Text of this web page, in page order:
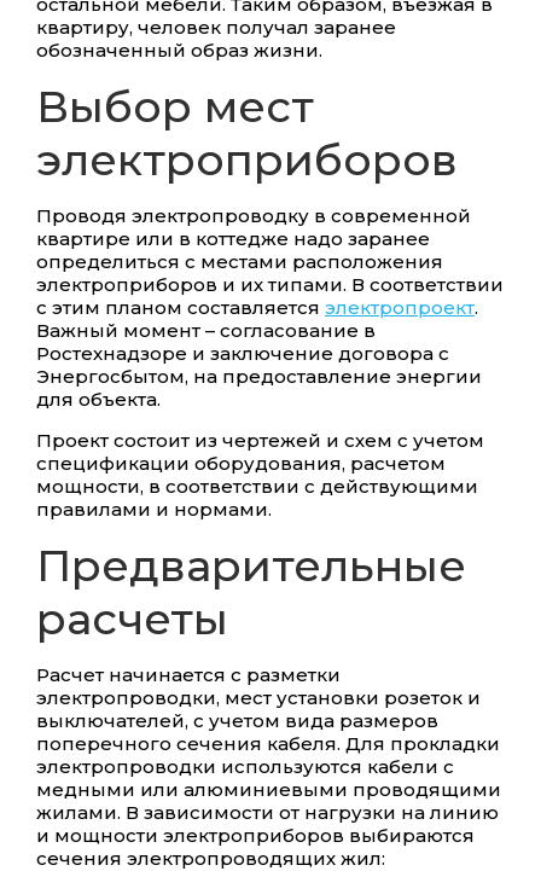
квартиру, человек получал заранее
обозначенный образ жизни.
Выбор мест
электроприборов
Проводя электропроводку в современной
квартире или в коттедже надо заранее
определиться с местами расположения
электроприборов и их типами. В соответствии
с этим планом составляется электропроект.
Важный момент – согласование в
Ростехнадзоре и заключение договора с
Энергосбытом, на предоставление энергии
для объекта.
Проект состоит из чертежей и схем с учетом
спецификации оборудования, расчетом
мощности, в соответствии с действующими
правилами и нормами.
Предварительные
расчеты
Расчет начинается с разметки
электропроводки, мест установки розеток и
выключателей, с учетом вида размеров
поперечного сечения кабеля. Для прокладки
электропроводки используются кабели с
медными или алюминиевыми проводящими
жилами. В зависимости от нагрузки на линию
и мощности электроприборов выбираются
сечения электропроводящих жил: